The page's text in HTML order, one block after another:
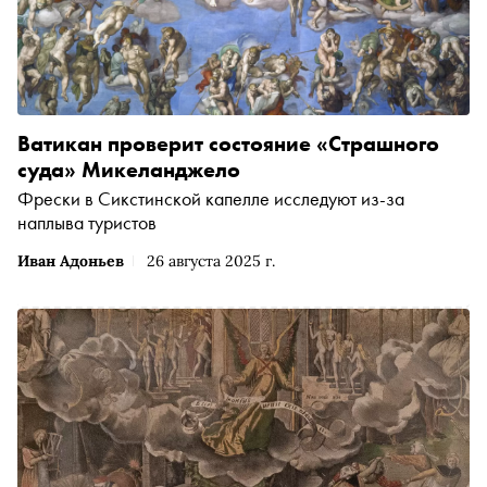
Иван Адоньев 26 августа 2025 г.
Ватикан проверит состояние «Страшного
суда» Микеланджело
Фрески в Сикстинской капелле исследуют из-за
наплыва туристов